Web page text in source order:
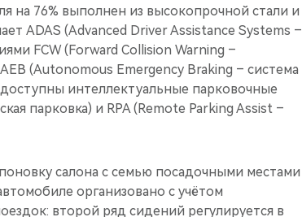
на 76% выполнен из высокопрочной стали и
ADAS (Advanced Driver Assistance Systems –
FCW (Forward Collision Warning –
(Autonomous Emergency Braking – система
интеллектуальные парковочные
парковка) и RPA (Remote Parking Assist –
салона с семью посадочными местами
организовано с учётом
второй ряд сидений регулируется в